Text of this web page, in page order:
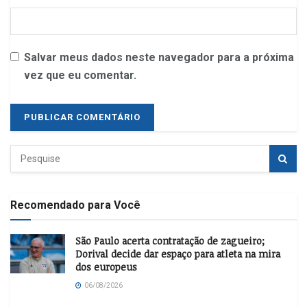
Salvar meus dados neste navegador para a próxima
vez que eu comentar.
Recomendado para Você
São Paulo acerta contratação de zagueiro;
Dorival decide dar espaço para atleta na mira
dos europeus
06/08/2026